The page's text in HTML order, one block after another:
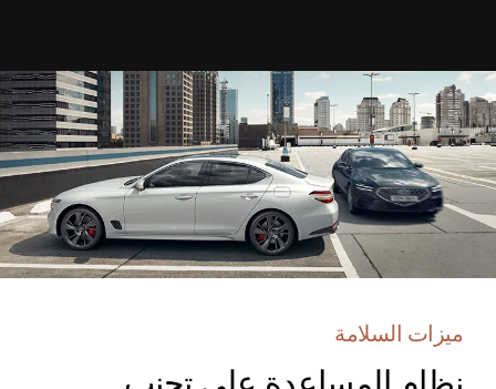
عندما يكتشف هذا النظام خطر تصادم وشيك من
الجانب الخلفي أثناء تغيير مسار السير أو مغادرة مكان
ركن السيارة بوضعية الركن المتوازي، فإنه يرسل
تنبيهاً، وإذا زاد خطر الاصطدام حتى بعد التنبيه، يساعد
النظام على تجنب تصادم من خلال تفعيل الكبح
التلقائي.
ميزات السلامة